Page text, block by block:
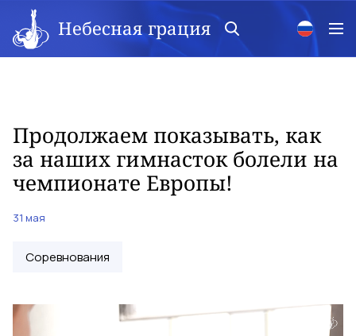
Небесная грация
Продолжаем показывать, как
за наших гимнасток болели на
чемпионате Европы!
31 мая
Соревнования